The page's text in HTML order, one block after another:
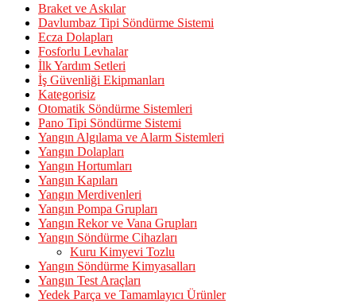
Braket ve Askılar
Davlumbaz Tipi Söndürme Sistemi
Ecza Dolapları
Fosforlu Levhalar
İlk Yardım Setleri
İş Güvenliği Ekipmanları
Kategorisiz
Otomatik Söndürme Sistemleri
Pano Tipi Söndürme Sistemi
Yangın Algılama ve Alarm Sistemleri
Yangın Dolapları
Yangın Hortumları
Yangın Kapıları
Yangın Merdivenleri
Yangın Pompa Grupları
Yangın Rekor ve Vana Grupları
Yangın Söndürme Cihazları
Kuru Kimyevi Tozlu
Yangın Söndürme Kimyasalları
Yangın Test Araçları
Yedek Parça ve Tamamlayıcı Ürünler